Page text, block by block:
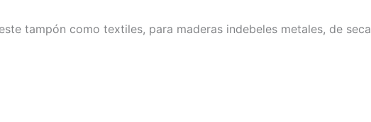
tampón como textiles, para maderas indebeles metales, de